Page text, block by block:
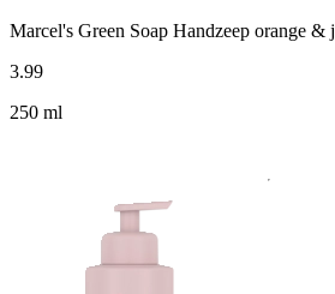
Marcel's Green Soap Handzeep orange &
3.99
250 ml